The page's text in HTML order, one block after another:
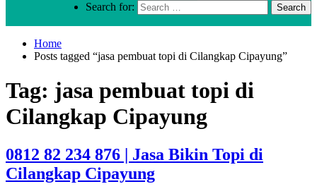
Search for:
Home
Posts tagged “jasa pembuat topi di Cilangkap Cipayung”
Tag: jasa pembuat topi di
Cilangkap Cipayung
0812 82 234 876 | Jasa Bikin Topi di
Cilangkap Cipayung